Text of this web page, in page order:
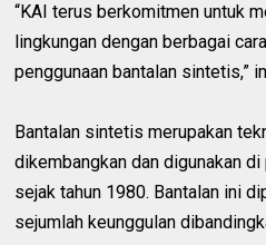
“KAI terus berkomitmen untuk
lingkungan dengan berbagai
penggunaan bantalan sintetis,”
Bantalan sintetis merupakan
dikembangkan dan digunakan
sejak tahun 1980. Bantalan ini
sejumlah keunggulan